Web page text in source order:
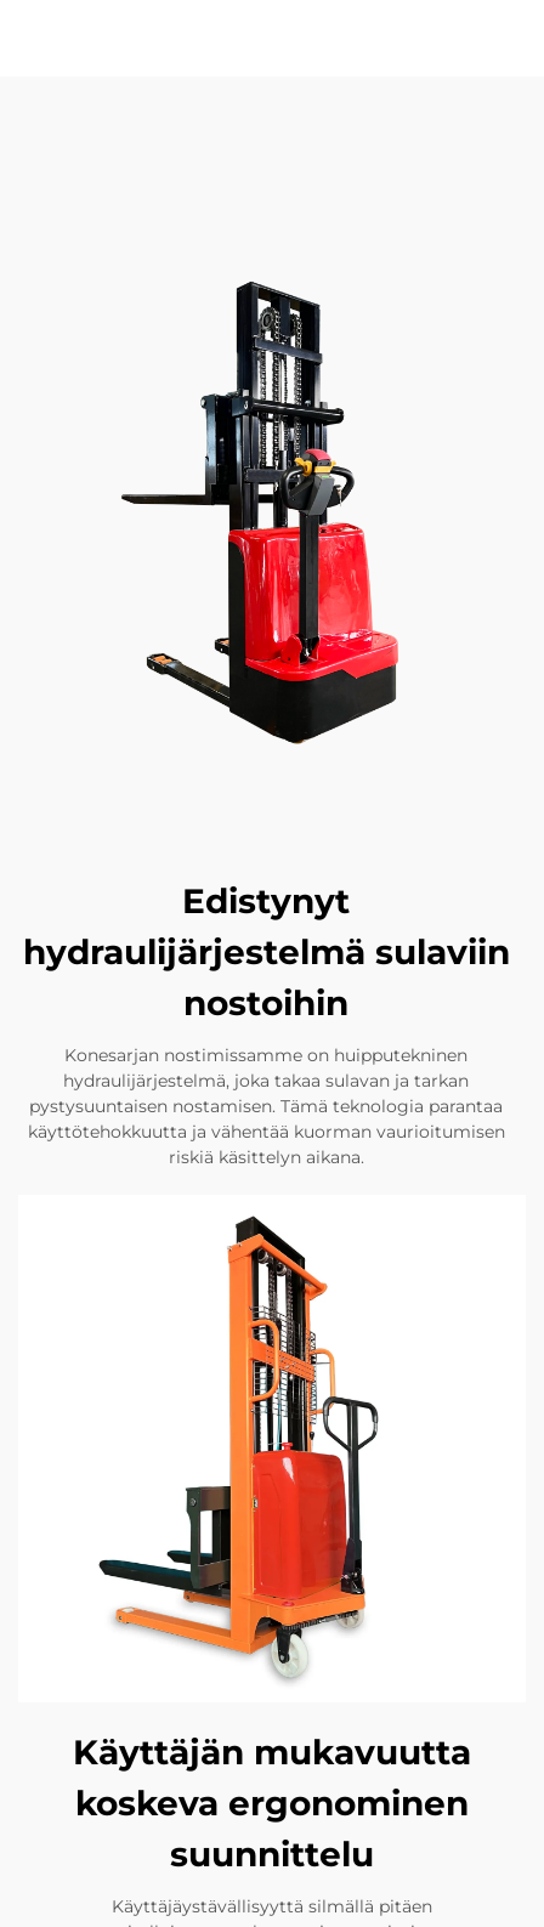
Edistynyt
hydraulijärjestelmä sulaviin
nostoihin
Konesarjan nostimissamme on huipputekninen
hydraulijärjestelmä, joka takaa sulavan ja tarkan
pystysuuntaisen nostamisen. Tämä teknologia parantaa
käyttötehokkuutta ja vähentää kuorman vaurioitumisen
riskiä käsittelyn aikana.
Käyttäjän mukavuutta
koskeva ergonominen
suunnittelu
Käyttäjäystävällisyyttä silmällä pitäen